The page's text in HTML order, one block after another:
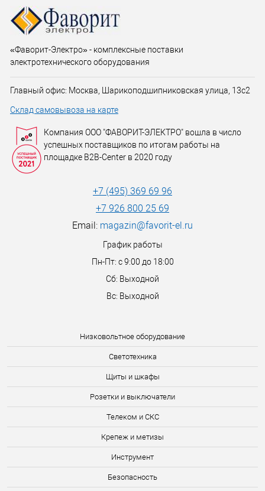
Низковольтное оборудование
Светотехника
Щиты и шкафы
Розетки и выключатели
Телеком и СКС
Крепеж и метизы
Инструмент
Безопасность
«Фаворит-Электро» - комплексные поставки
электротехнического оборудования
Главный офис: Москва, Шарикоподшипниковская улица, 13с2
Склад самовывоза на карте
Компания ООО "ФАВОРИТ-ЭЛЕКТРО" вошла в число
успешных поставщиков по итогам работы на
площадке B2B-Center в 2020 году
+7 (495) 369 69 96
+7 926 800 25 69
Email: magazin@favorit-el.ru
График работы
Пн-Пт: с 9:00 до 18:00
Сб: Выходной
Вс: Выходной